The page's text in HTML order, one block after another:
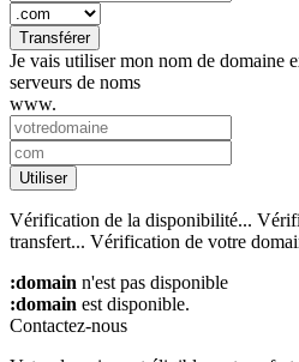
Transférer
Je vais utiliser mon nom de domaine
serveurs de noms
www.
Utiliser
Vérification de la disponibilité...
transfert... Vérification de votre
:domain n'est pas disponible
:domain est disponible.
Contactez-nous